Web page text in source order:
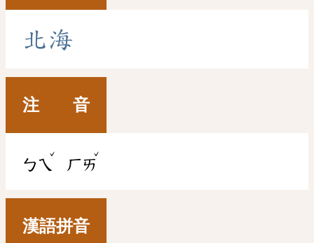
北海
注 音
ㄅㄟ
ˇ
ㄏㄞ
ˇ
漢語拼音